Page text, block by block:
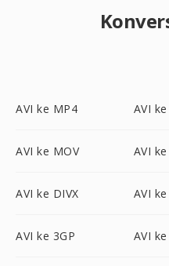
AVI ke MP4 AVI
AVI ke MOV AVI
AVI ke DIVX AVI
AVI ke 3GP AVI